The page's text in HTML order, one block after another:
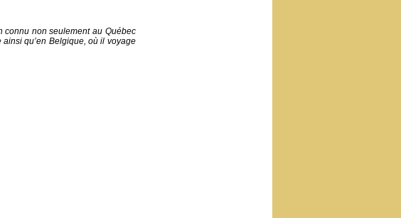
connu non seulement au Québec
qu’en Belgique, où il voyage